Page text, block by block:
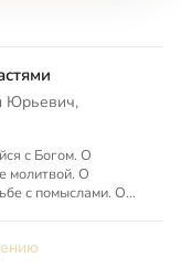
Юрьевич,
с Богом. О
молитвой. О
с помыслами. О